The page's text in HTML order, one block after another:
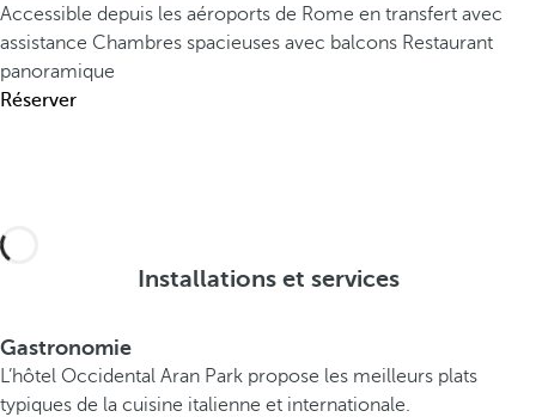
Accessible depuis les aéroports de Rome en transfert avec
assistance Chambres spacieuses avec balcons Restaurant
panoramique
Réserver
Installations et services
Gastronomie
L’hôtel Occidental Aran Park propose les meilleurs plats
typiques de la cuisine italienne et internationale.